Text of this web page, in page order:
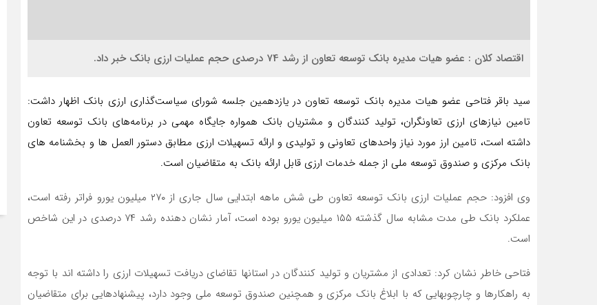
اقتصاد کلان : عضو هیات مدیره بانک توسعه تعاون از رشد 74 درصدی حجم عملیات ارزی بانک خبر داد.
سید باقر فتاحی عضو هیات مدیره بانک توسعه تعاون در یازدهمین جلسه شورای سیاست‌گذاری ارزی بانک اظهار داشت:
تامین نیازهای ارزی تعاونگران، تولید کنندگان و مشتریان بانک همواره جایگاه مهمی در برنامه‌های بانک توسعه تعاون
داشته است، تامین ارز مورد نیاز واحدهای تعاونی و تولیدی و ارائه تسهیلات ارزی مطابق دستور العمل ها و بخشنامه های
بانک مرکزی و صندوق توسعه ملی از جمله خدمات ارزی قابل ارائه بانک به متقاضیان است.
وی افزود: حجم عملیات ارزی بانک توسعه تعاون طی شش ماهه ابتدایی سال جاری از ۲۷۰ میلیون یورو فراتر رفته است،
عملکرد بانک طی مدت مشابه سال گذشته ۱۵۵ میلیون یورو بوده است، آمار نشان دهنده رشد ۷۴ درصدی در این شاخص
است.
فتاحی خاطر نشان کرد: تعدادی از مشتریان و تولید کنندگان در استانها تقاضای دریافت تسهیلات ارزی را داشته اند با توجه
به راهکارها و چارچوبهایی که با ابلاغ بانک مرکزی و همچنین صندوق توسعه ملی وجود دارد، پیشنهادهایی برای متقاضیان